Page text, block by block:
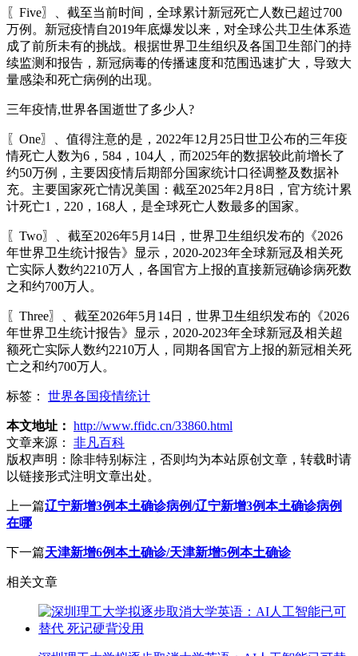
〖Five〗、截至当前时间，全球累计新冠死亡人数已超过700
万例。新冠疫情自2019年底爆发以来，对全球公共卫生体系造
成了前所未有的挑战。根据世界卫生组织及各国卫生部门的持
续监测和报告，新冠病毒的传播速度和范围迅速扩大，导致大
量感染和死亡病例的出现。
三年疫情,世界各国逝世了多少人?
〖One〗、值得注意的是，2022年12月25日世卫公布的三年疫
情死亡人数为6，584，104人，而2025年的数据较此前增长了
约50万例，主要因疫情后期部分国家统计口径调整及数据补
充。主要国家死亡情况美国：截至2025年2月8日，官方统计累
计死亡1，220，168人，是全球死亡人数最多的国家。
〖Two〗、截至2026年5月14日，世界卫生组织发布的《2026
年世界卫生统计报告》显示，2020-2023年全球新冠及相关死
亡实际人数约2210万人，各国官方上报的直接新冠确诊病死数
之和约700万人。
〖Three〗、截至2026年5月14日，世界卫生组织发布的《2026
年世界卫生统计报告》显示，2020-2023年全球新冠及相关超
额死亡实际人数约2210万人，同期各国官方上报的新冠相关死
亡之和约700万人。
标签： 世界各国疫情统计
本文地址： http://www.ffidc.cn/33860.html
文章来源：
非凡百科
版权声明： 除非特别标注，否则均为本站原创文章，转载时请
以链接形式注明文章出处。
上一篇辽宁新增3例本土确诊病例/辽宁新增3例本土确诊病例
在哪
下一篇天津新增6例本土确诊/天津新增5例本土确诊
相关文章